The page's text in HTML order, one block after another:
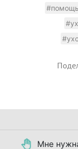
Мне